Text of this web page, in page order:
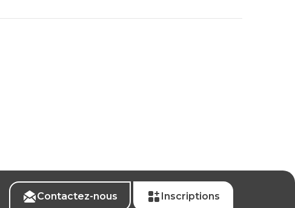
Contactez-nous Inscriptions